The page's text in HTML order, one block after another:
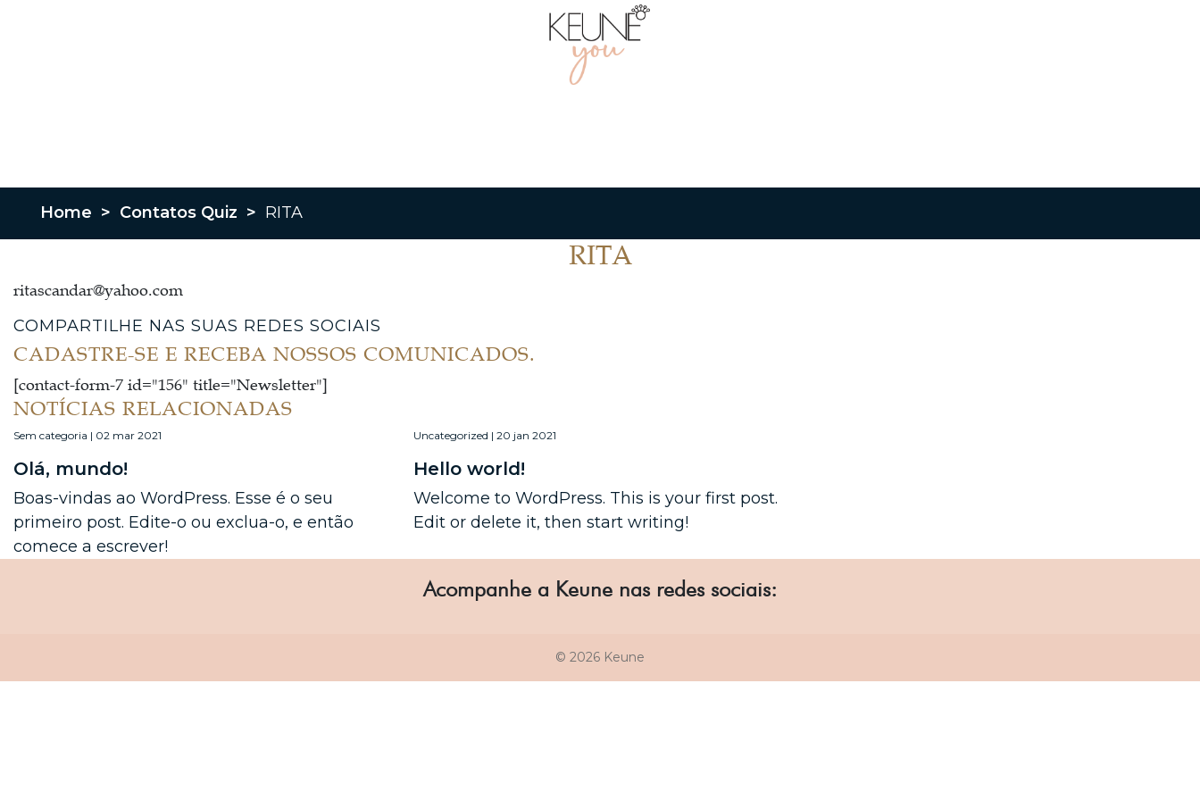
Home > Contatos Quiz > RITA
RITA
ritascandar@yahoo.com
COMPARTILHE NAS SUAS REDES SOCIAIS
CADASTRE-SE E RECEBA NOSSOS COMUNICADOS.
[contact-form-7 id="156" title="Newsletter"]
NOTÍCIAS RELACIONADAS
Sem categoria | 02 mar 2021
Olá, mundo!
Boas-vindas ao WordPress. Esse é o seu
primeiro post. Edite-o ou exclua-o, e então
comece a escrever!
Uncategorized | 20 jan 2021
Hello world!
Welcome to WordPress. This is your first post.
Edit or delete it, then start writing!
Acompanhe a Keune nas redes sociais:
© 2026 Keune